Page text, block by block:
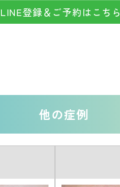
LINE登録＆ご予約はこちら
他の症例